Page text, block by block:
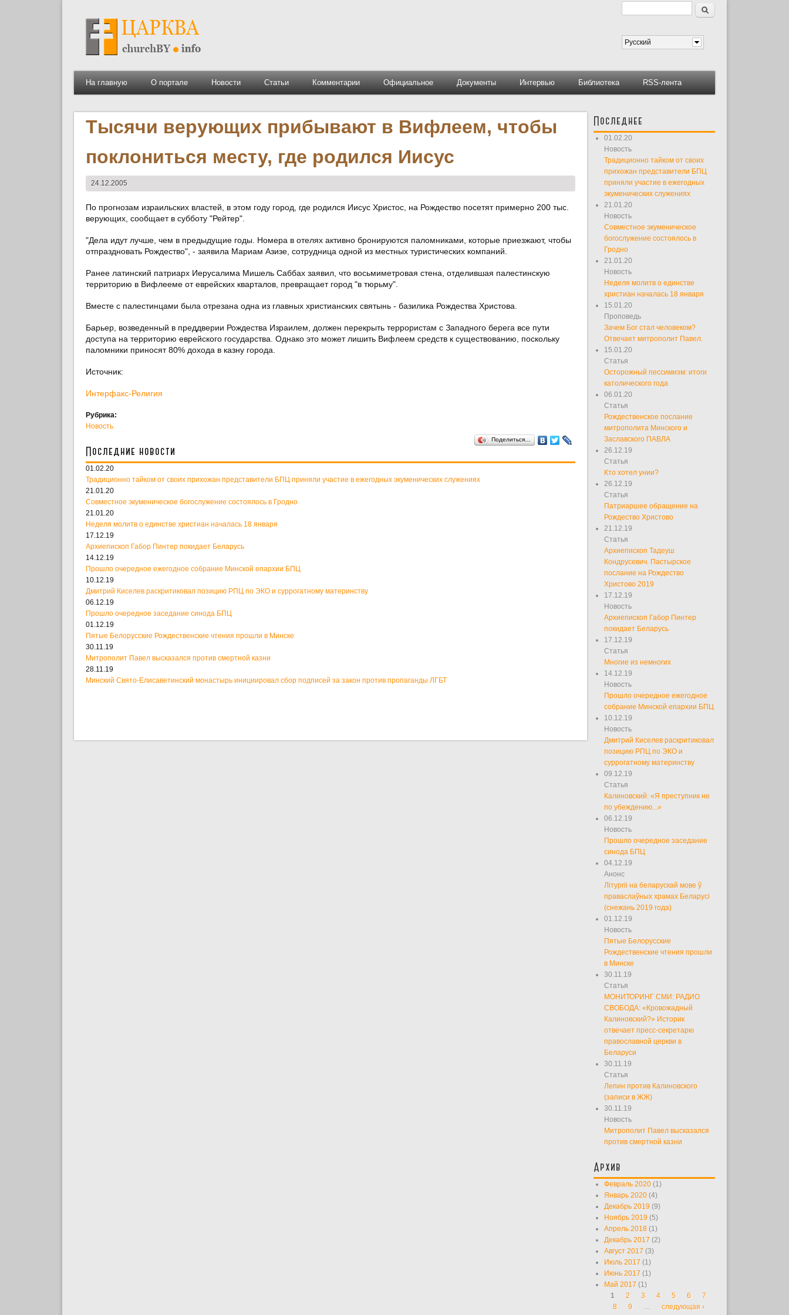
Форма поиска
Поиск
Русский
На главную О портале Новости Статьи Комментарии Официальное Документы Интервью Библиотека RSS-лента
Тысячи верующих прибывают в Вифлеем, чтобы
поклониться месту, где родился Иисус
24.12.2005
По прогнозам израильских властей, в этом году город, где родился Иисус Христос, на Рождество посетят примерно 200 тыс.
верующих, сообщает в субботу "Рейтер".
"Дела идут лучше, чем в предыдущие годы. Номера в отелях активно бронируются паломниками, которые приезжают, чтобы
отпраздновать Рождество", - заявила Мариам Азизе, сотрудница одной из местных туристических компаний.
Ранее латинский патриарх Иерусалима Мишель Саббах заявил, что восьмиметровая стена, отделившая палестинскую
территорию в Вифлееме от еврейских кварталов, превращает город "в тюрьму".
Вместе с палестинцами была отрезана одна из главных христианских святынь - базилика Рождества Христова.
Барьер, возведенный в преддверии Рождества Израилем, должен перекрыть террористам с Западного берега все пути
доступа на территорию еврейского государства. Однако это может лишить Вифлеем средств к существованию, поскольку
паломники приносят 80% дохода в казну города.
Источник:
Интерфакс-Религия
Рубрика:
Новость
Поделиться…
Последние новости
01.02.20
Традиционно тайком от своих прихожан представители БПЦ приняли участие в ежегодных экуменических служениях
21.01.20
Совместное экуменическое богослужение состоялось в Гродно
21.01.20
Неделя молитв о единстве христиан началась 18 января
17.12.19
Архиепископ Габор Пинтер покидает Беларусь
14.12.19
Прошло очередное ежегодное собрание Минской епархии БПЦ
10.12.19
Дмитрий Киселев раскритиковал позицию РПЦ по ЭКО и суррогатному материнству
06.12.19
Прошло очередное заседание синода БПЦ
01.12.19
Пятые Белорусские Рождественские чтения прошли в Минске
30.11.19
Митрополит Павел высказался против смертной казни
28.11.19
Минский Свято-Елисаветинский монастырь инициировал сбор подписей за закон против пропаганды ЛГБТ
Последнее
01.02.20
Новость
Традиционно тайком от своих
прихожан представители БПЦ
приняли участие в ежегодных
экуменических служениях
21.01.20
Новость
Совместное экуменическое
богослужение состоялось в
Гродно
21.01.20
Новость
Неделя молитв о единстве
христиан началась 18 января
15.01.20
Проповедь
Зачем Бог стал человеком?
Отвечает митрополит Павел.
15.01.20
Статья
Осторожный пессимизм: итоги
католического года
06.01.20
Статья
Рождественское послание
митрополита Минского и
Заславского ПАВЛА
26.12.19
Статья
Кто хотел унии?
26.12.19
Статья
Патриаршее обращение на
Рождество Христово
21.12.19
Статья
Архиепископ Тадеуш
Кондрусевич. Пастырское
послание на Рождество
Христово 2019
17.12.19
Новость
Архиепископ Габор Пинтер
покидает Беларусь
17.12.19
Статья
Многие из немногих
14.12.19
Новость
Прошло очередное ежегодное
собрание Минской епархии БПЦ
10.12.19
Новость
Дмитрий Киселев раскритиковал
позицию РПЦ по ЭКО и
суррогатному материнству
09.12.19
Статья
Калиновский: «Я преступник не
по убеждению...»
06.12.19
Новость
Прошло очередное заседание
синода БПЦ
04.12.19
Анонс
Літургіі на беларускай мове ў
праваслаўных храмах Беларусі
(снежань 2019 года)
01.12.19
Новость
Пятые Белорусские
Рождественские чтения прошли
в Минске
30.11.19
Статья
МОНИТОРИНГ СМИ: РАДИО
СВОБОДА: «Кровожадный
Калиновский?» Историк
отвечает пресс-секретарю
православной церкви в
Беларуси
30.11.19
Статья
Лепин против Калиновского
(записи в ЖЖ)
30.11.19
Новость
Митрополит Павел высказался
против смертной казни
Архив
Февраль 2020 (1)
Январь 2020 (4)
Декабрь 2019 (9)
Ноябрь 2019 (5)
Апрель 2018 (1)
Декабрь 2017 (2)
Август 2017 (3)
Июль 2017 (1)
Июнь 2017 (1)
Май 2017 (1)
Страницы
1 2 3 4 5 6
7
8
9 …
следующая ›